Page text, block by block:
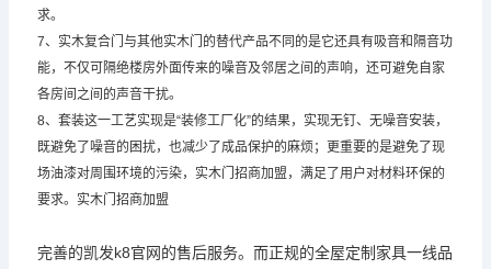
求。
7、实木复合门与其他实木门的替代产品不同的是它还具有吸音和隔音功
能，不仅可隔绝楼房外面传来的噪音及邻居之间的声响，还可避免自家
各房间之间的声音干扰。
8、套装这一工艺实现是“装修工厂化”的结果，实现无钉、无噪音安装，
既避免了噪音的困扰，也减少了成品保护的麻烦；更重要的是避免了现
场油漆对周围环境的污染，实木门招商加盟，满足了用户对材料环保的
要求。实木门招商加盟
完善的凯发k8官网的售后服务。而正规的全屋定制家具一线品